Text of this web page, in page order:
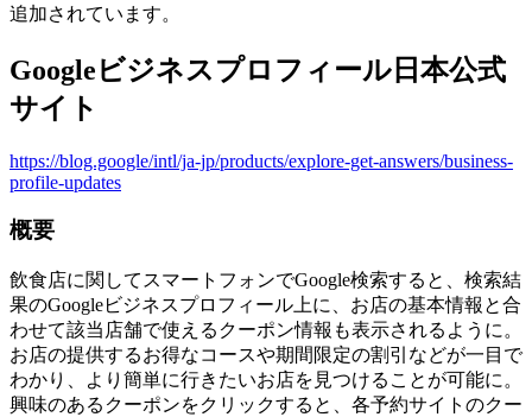
追加されています。
Googleビジネスプロフィール日本公式
サイト
https://blog.google/intl/ja-jp/products/explore-get-answers/business-
profile-updates
概要
飲食店に関してスマートフォンでGoogle検索すると、検索結
果のGoogleビジネスプロフィール上に、お店の基本情報と合
わせて該当店舗で使えるクーポン情報も表示されるように。
お店の提供するお得なコースや期間限定の割引などが一目で
わかり、より簡単に行きたいお店を見つけることが可能に。
興味のあるクーポンをクリックすると、各予約サイトのクー